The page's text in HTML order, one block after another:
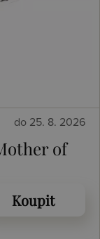
do 25. 8. 2026
of
Koupit